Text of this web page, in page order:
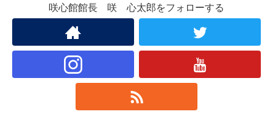
咲心館館長 咲 心太郎をフォローする